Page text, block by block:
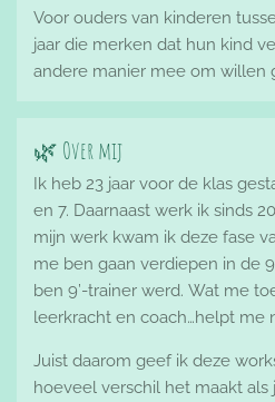
Voor ouders van kinderen
jaar die merken dat hun kind
andere manier mee om willen
🌿 Over mij
Ik heb 23 jaar voor de klas
en 7. Daarnaast werk ik sinds
mijn werk kwam ik deze fase
me ben gaan verdiepen in de
ben 9’-trainer werd. Wat me
leerkracht en coach…helpt me
Juist daarom geef ik deze
hoeveel verschil het maakt als